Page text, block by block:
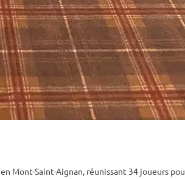
Mont-Saint-Aignan, réunissant 34 joueurs